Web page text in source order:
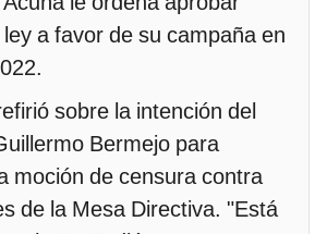
a favor de su campaña en
sobre la intención del
Bermejo para
moción de censura contra
de la Mesa Directiva. "Está